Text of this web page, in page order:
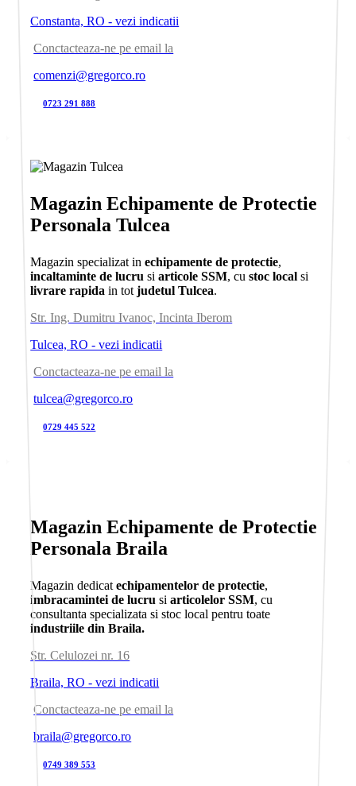
Constanta, RO - vezi indicatii
Conctacteaza-ne pe email la
comenzi@gregorco.ro
0723 291 888
Magazin Echipamente de Protectie
Personala Tulcea
Magazin specializat inechipamente de protectie,
incaltaminte de lucru siarticole SSM, cu stoc local si
livrare rapida in totjudetul Tulcea.
Str. Ing. Dumitru Ivanoc, Incinta Iberom
Tulcea, RO - vezi indicatii
Conctacteaza-ne pe email la
tulcea@gregorco.ro
0729 445 522
Magazin Echipamente de Protectie
Personala Braila
Magazin dedicatechipamentelor de protectie,
imbracamintei de lucru siarticolelor SSM, cu
consultanta specializata si stoc local pentru toate
industriile din Braila.
Str. Celulozei nr. 16
Braila, RO - vezi indicatii
Conctacteaza-ne pe email la
braila@gregorco.ro
0749 389 553